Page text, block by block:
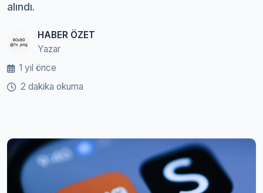
alındı.
HABER ÖZET
Yazar
1 yıl önce
2 dakika okuma